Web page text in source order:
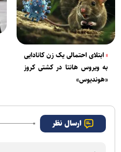
ابتلای احتمالی یک زن کانادایی
به ویروس هانتا در کشتی کروز
«هوندیوس»
ارسال نظر